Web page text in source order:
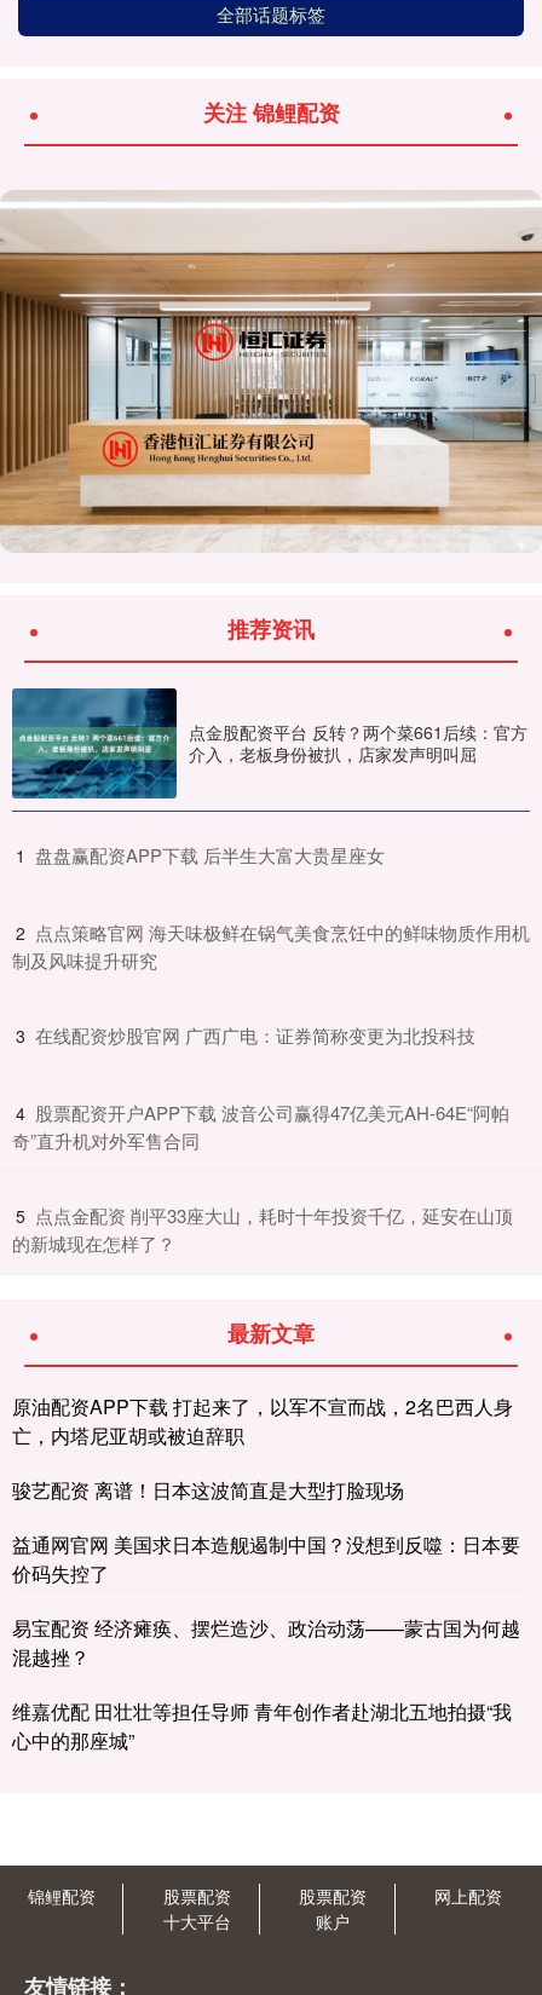
全部话题标签
关注 锦鲤配资
推荐资讯
点金股配资平台 反转？两个菜661后续：官方
介入，老板身份被扒，店家发声明叫屈
1 ​盘盘赢配资APP下载 后半生大富大贵星座女
2 ​点点策略官网 海天味极鲜在锅气美食烹饪中的鲜味物质作用机
制及风味提升研究
3 ​在线配资炒股官网 广西广电：证券简称变更为北投科技
4 ​股票配资开户APP下载 波音公司赢得47亿美元AH-64E“阿帕
奇”直升机对外军售合同
5 ​点点金配资 削平33座大山，耗时十年投资千亿，延安在山顶
的新城现在怎样了？
最新文章
原油配资APP下载 打起来了，以军不宣而战，2名巴西人身
亡，内塔尼亚胡或被迫辞职
骏艺配资 离谱！日本这波简直是大型打脸现场
益通网官网 美国求日本造舰遏制中国？没想到反噬：日本要
价码失控了
易宝配资 经济瘫痪、摆烂造沙、政治动荡——蒙古国为何越
混越挫？
维嘉优配 田壮壮等担任导师 青年创作者赴湖北五地拍摄“我
心中的那座城”
锦鲤配资
股票配资
十大平台
股票配资
账户
网上配资
友情链接：